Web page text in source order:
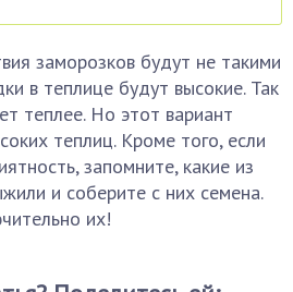
заморозков будут не такими
в теплице будут высокие. Так
теплее. Но этот вариант
теплиц. Кроме того, если
запомните, какие из
и соберите с них семена.
их!